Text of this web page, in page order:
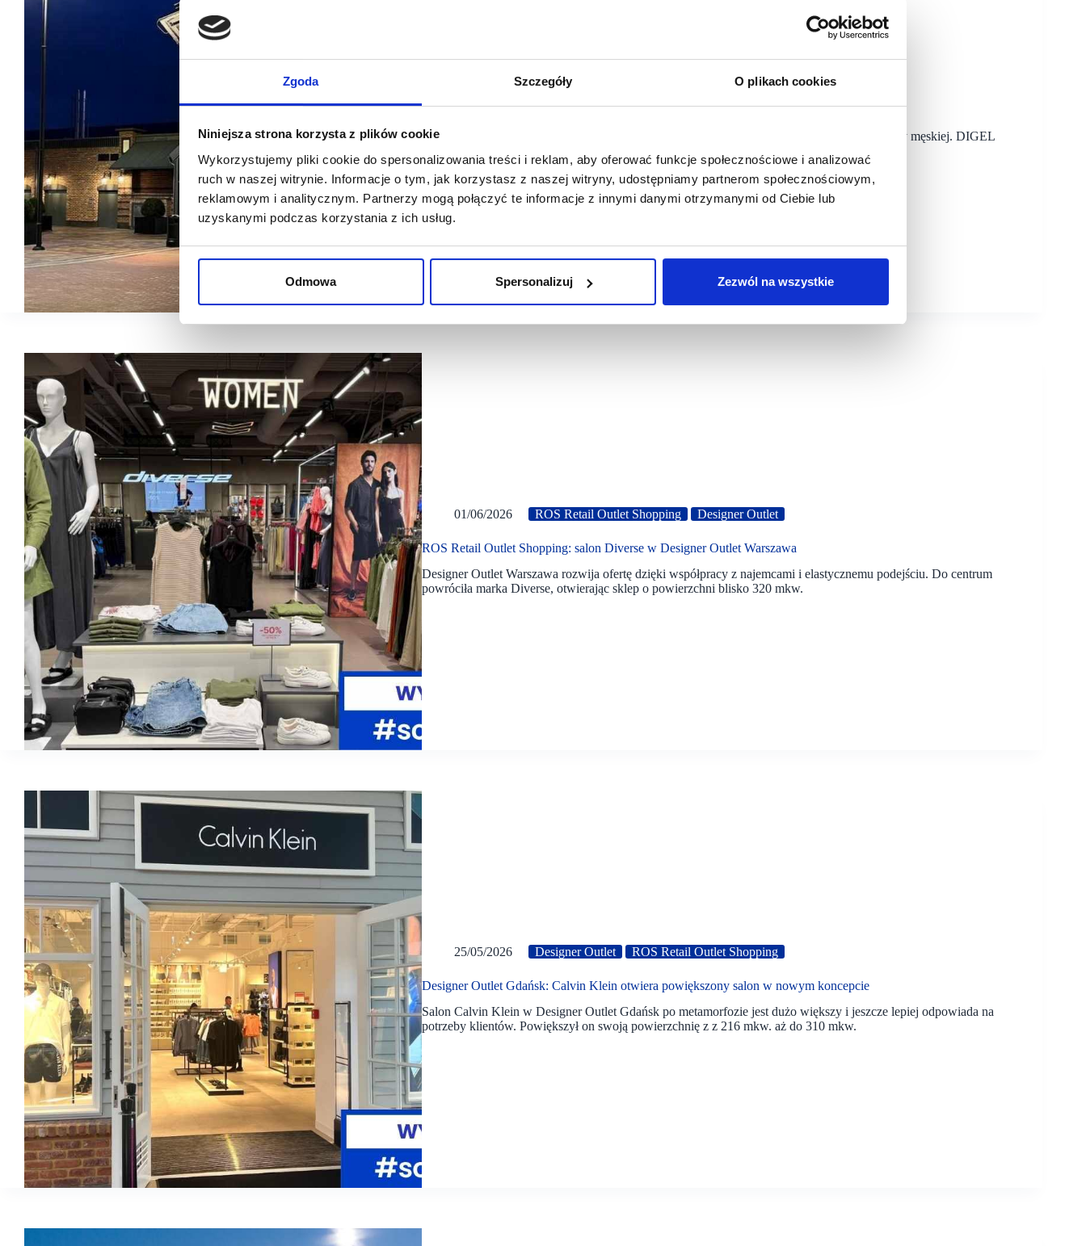
Zgoda Szczegóły O plikach cookies
Niniejsza strona korzysta z plików cookie
Wykorzystujemy pliki cookie do spersonalizowania treści i reklam, aby oferować funkcje społecznościowe i analizować
ruch w naszej witrynie. Informacje o tym, jak korzystasz z naszej witryny, udostępniamy partnerom społecznościowym,
reklamowym i analitycznym. Partnerzy mogą połączyć te informacje z innymi danymi otrzymanymi od Ciebie lub
uzyskanymi podczas korzystania z ich usług.
Odmowa Spersonalizuj Zezwól na wszystkie
ROS Retail Outlet Shopping Designer Outlet
DIGEL w nowej odsłonie w Designer Outlet Sosnowiec
Designer Outlet Sosnowiec poszerza ofertę dla klientów poszukujących wysokiej jakości mody męskiej. DIGEL
01/06/2026 ROS Retail Outlet Shopping Designer Outlet
ROS Retail Outlet Shopping: salon Diverse w Designer Outlet Warszawa
Designer Outlet Warszawa rozwija ofertę dzięki współpracy z najemcami i elastycznemu podejściu. Do centrum
powróciła marka Diverse, otwierając sklep o powierzchni blisko 320 mkw.
25/05/2026 Designer Outlet ROS Retail Outlet Shopping
Designer Outlet Gdańsk: Calvin Klein otwiera powiększony salon w nowym koncepcie
Salon Calvin Klein w Designer Outlet Gdańsk po metamorfozie jest dużo większy i jeszcze lepiej odpowiada na
potrzeby klientów. Powiększył on swoją powierzchnię z z 216 mkw. aż do 310 mkw.